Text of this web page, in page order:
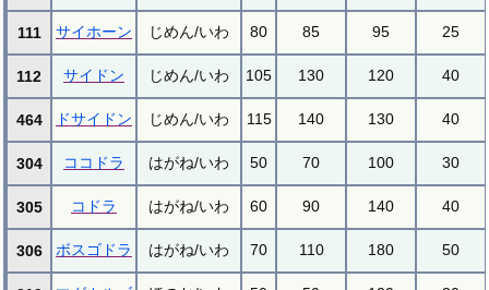
111 サイホーン じめん/いわ 80 85 95 25
112 サイドン じめん/いわ 105 130 120 40
464 ドサイドン じめん/いわ 115 140 130 40
304 ココドラ はがね/いわ 50 70 100 30
305 コドラ はがね/いわ 60 90 140 40
306 ボスゴドラ はがね/いわ 70 110 180 50